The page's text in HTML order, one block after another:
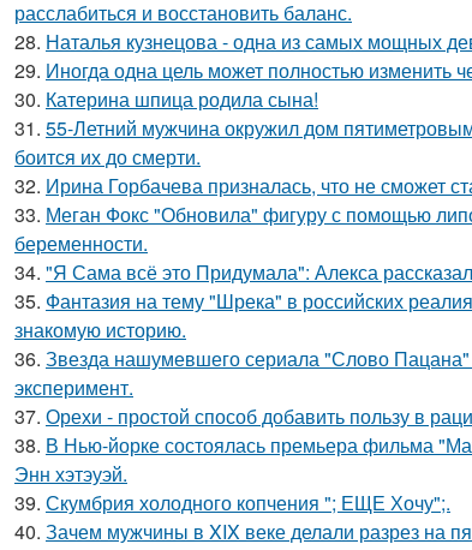
расслабиться и восстановить баланс.
28. Наталья кузнецова - одна из самых мощных
29. Иногда одна цель может полностью изменить
30. Катерина шпица родила сына!
31. 55-Летний мужчина окружил дом
боится их до смерти.
32. Ирина Горбачева призналась, что не сможет
33. Меган Фокс "Обновила" фигуру с помощью
беременности.
34. "Я Сама всё это Придумала": Алекса
35. Фантазия на тему "Шрека" в российских
знакомую историю.
36. Звезда нашумевшего сериала "Слово
эксперимент.
37. Орехи - простой способ добавить пользу в
38. В Нью-йорке состоялась премьера фильма
Энн хэтэуэй.
39. Скумбрия холодного копчения "; ЕЩЕ Хочу";.
40. Зачем мужчины в XIX веке делали разрез на